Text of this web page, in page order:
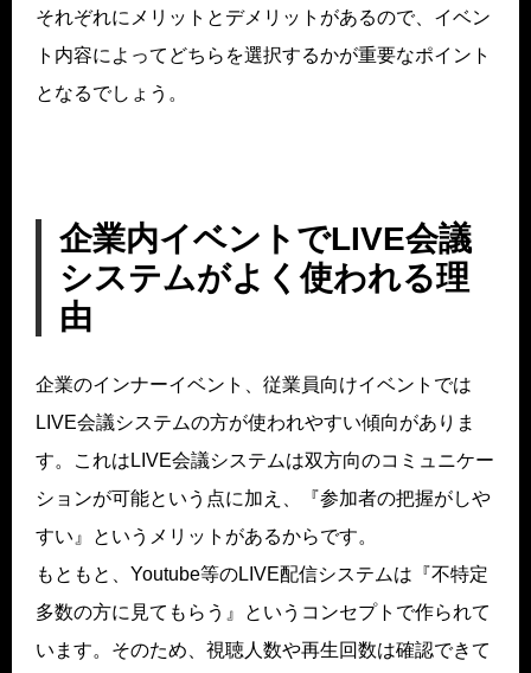
それぞれにメリットとデメリットがあるので、イベン
ト内容によってどちらを選択するかが重要なポイント
となるでしょう。
企業内イベントでLIVE会議
システムがよく使われる理
由
企業のインナーイベント、従業員向けイベントでは
LIVE会議システムの方が使われやすい傾向がありま
す。これはLIVE会議システムは双方向のコミュニケー
ションが可能という点に加え、『参加者の把握がしや
すい』というメリットがあるからです。
もともと、Youtube等のLIVE配信システムは『不特定
多数の方に見てもらう』というコンセプトで作られて
います。そのため、視聴人数や再生回数は確認できて